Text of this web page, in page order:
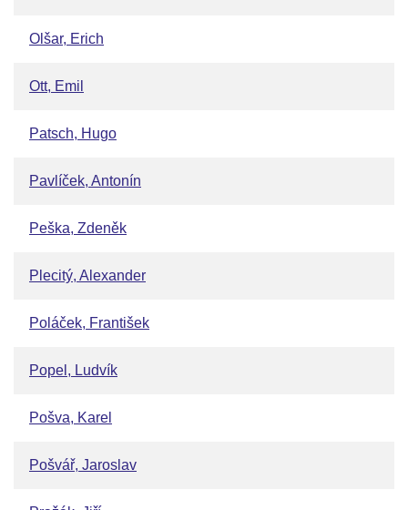
Olšar, Erich
Ott, Emil
Patsch, Hugo
Pavlíček, Antonín
Peška, Zdeněk
Plecitý, Alexander
Poláček, František
Popel, Ludvík
Pošva, Karel
Pošvář, Jaroslav